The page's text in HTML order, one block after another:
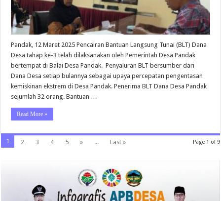
Pandak, 12 Maret 2025 Pencairan Bantuan Langsung Tunai (BLT) Dana
Desa tahap ke-3 telah dilaksanakan oleh Pemerintah Desa Pandak
bertempat di Balai Desa Pandak. Penyaluran BLT bersumber dari
Dana Desa setiap bulannya sebagai upaya percepatan pengentasan
kemiskinan ekstrem di Desa Pandak. Penerima BLT Dana Desa Pandak
sejumlah 32 orang. Bantuan …
Read More »
Page 1 of 9
1 2 3 4 5 » ... Last »